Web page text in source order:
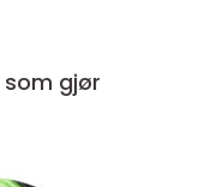
gjør